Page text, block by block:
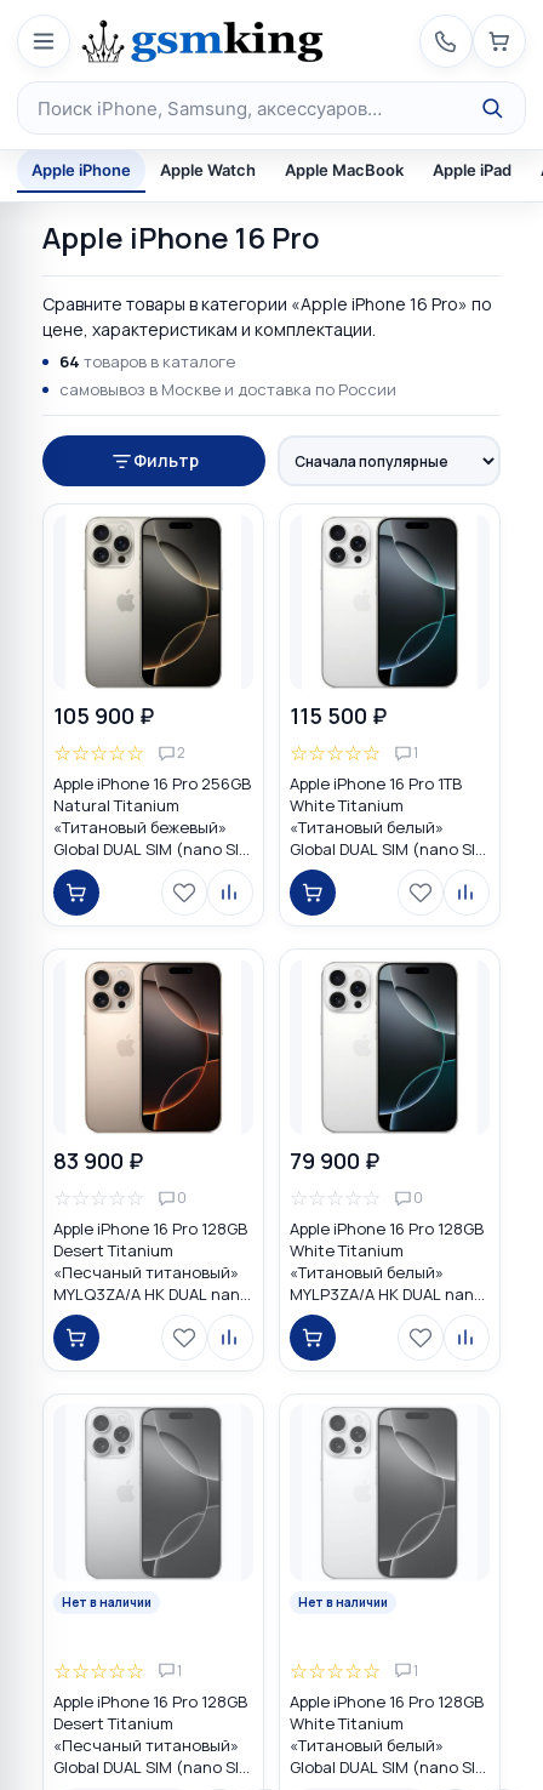
Перейти к содержимому
Поиск по каталогу
Apple iPhone Apple Watch Apple MacBook Apple iPad
Apple iPhone 16 Pro
Сравните товары в категории «Apple iPhone 16 Pro» по
цене, характеристикам и комплектации.
64 товаров в каталоге
самовывоз в Москве и доставка по России
Фильтр
105 900 ₽
☆☆☆☆☆ 2
Apple iPhone 16 Pro 256GB
Natural Titanium
«Tитановый бежевый»
Global DUAL SIM (nano SIM
+ eSIM)
115 500 ₽
☆☆☆☆☆ 1
Apple iPhone 16 Pro 1TB
White Titanium
«Титановый белый»
Global DUAL SIM (nano SIM
+ eSIM)
83 900 ₽
☆☆☆☆☆ 0
Apple iPhone 16 Pro 128GB
Desert Titanium
«Песчаный титановый»
MYLQ3ZA/A HK DUAL nano
SIM
79 900 ₽
☆☆☆☆☆ 0
Apple iPhone 16 Pro 128GB
White Titanium
«Титановый белый»
MYLP3ZA/A HK DUAL nano
SIM
Нет в наличии
☆☆☆☆☆ 1
Apple iPhone 16 Pro 128GB
Desert Titanium
«Песчаный титановый»
Global DUAL SIM (nano SIM
Нет в наличии
☆☆☆☆☆ 1
Apple iPhone 16 Pro 128GB
White Titanium
«Титановый белый»
Global DUAL SIM (nano SIM